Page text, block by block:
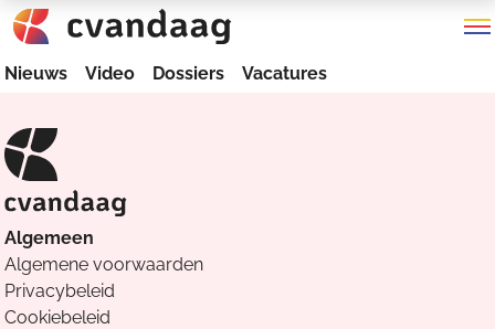
Nieuws Video Dossiers Vacatures
Algemeen
Algemene voorwaarden
Privacybeleid
Cookiebeleid